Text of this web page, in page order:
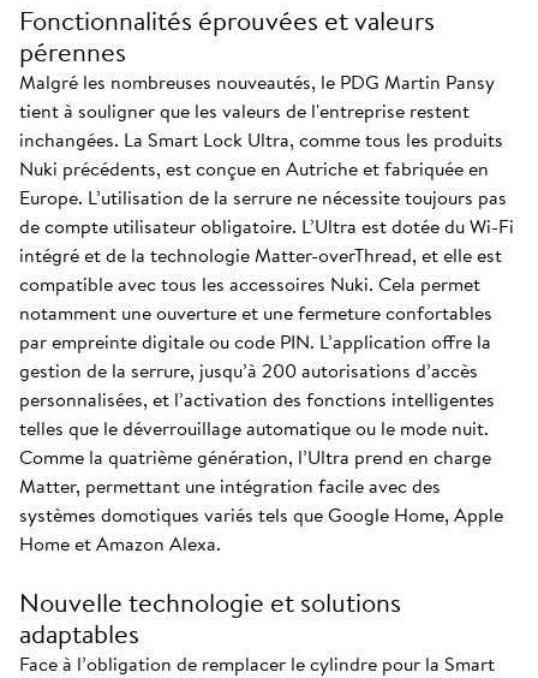
Fonctionnalités éprouvées et valeurs
pérennes
Malgré les nombreuses nouveautés, le PDG Martin Pansy
tient à souligner que les valeurs de l'entreprise restent
inchangées. La Smart Lock Ultra, comme tous les produits
Nuki précédents, est conçue en Autriche et fabriquée en
Europe. L’utilisation de la serrure ne nécessite toujours pas
de compte utilisateur obligatoire. L’Ultra est dotée du Wi-Fi
intégré et de la technologie Matter-overThread, et elle est
compatible avec tous les accessoires Nuki. Cela permet
notamment une ouverture et une fermeture confortables
par empreinte digitale ou code PIN. L’application offre la
gestion de la serrure, jusqu’à 200 autorisations d’accès
personnalisées, et l’activation des fonctions intelligentes
telles que le déverrouillage automatique ou le mode nuit.
Comme la quatrième génération, l’Ultra prend en charge
Matter, permettant une intégration facile avec des
systèmes domotiques variés tels que Google Home, Apple
Home et Amazon Alexa.
Nouvelle technologie et solutions
adaptables
Face à l’obligation de remplacer le cylindre pour la Smart